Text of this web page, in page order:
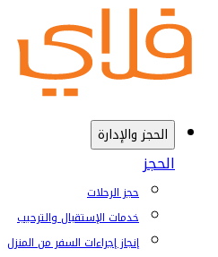
الحجز والإدارة
الحجز
حجز الرحلات
خدمات الإستقبال والترحيب
إنجاز إجراءات السفر من المنزل